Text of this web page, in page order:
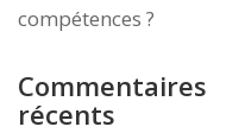
compétences ?
Commentaires
récents